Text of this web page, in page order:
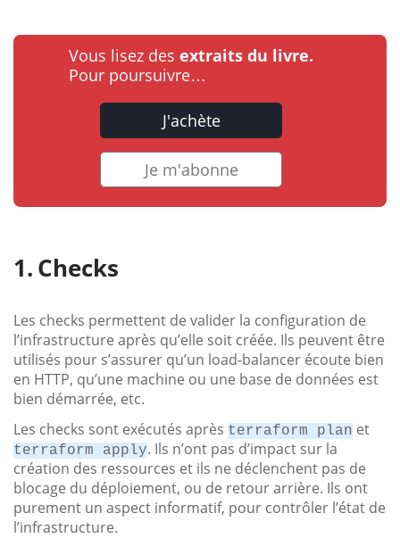
Vous lisez des extraits du livre.
Pour poursuivre…
J'achète
Je m'abonne
Checks
Les checks permettent de valider la configuration de
l’infrastructure après qu’elle soit créée. Ils peuvent être
utilisés pour s’assurer qu’un load-balancer écoute bien
en HTTP, qu’une machine ou une base de données est
bien démarrée, etc.
Les checks sont exécutés après terraform plan et
terraform apply. Ils n’ont pas d’impact sur la
création des ressources et ils ne déclenchent pas de
blocage du déploiement, ou de retour arrière. Ils ont
purement un aspect informatif, pour contrôler l’état de
l’infrastructure.